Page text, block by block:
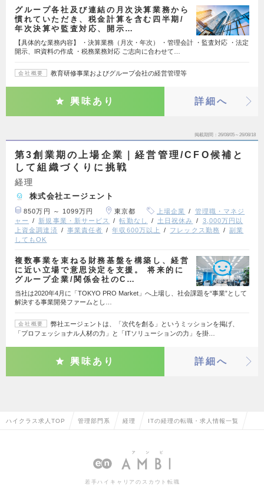
グループ各社及び連結の月次決算業務から
慣れていただき、税金計算を含む四半期/
年次決算や監査対応、開示…
【具体的な業務内容】 ・決算業務（月次・年次） ・管理会計 ・監査対応 ・法定
開示、IR資料の作成 ・税務業務対応 ご志向に合わせて…
会社概要 教育研修事業およびグループ会社の経営管理等
興味あり 詳細へ
掲載期間 26/08/05～26/08/18
第3創業期の上場企業｜経営管理/CFO候補と
して組織づくりに挑戦
経理
株式会社エージェント
850万円 ～ 1099万円 東京都 上場企業
管理職・マネジ
ャー
新規事業・新サービス 転勤なし 土日祝休み
3,000万円以
上資金調達済
事業責任者 年収600万以上 フレックス勤務
副業
してもOK
複数事業を束ねる財務基盤を構築し、経営
に近い立場で意思決定を支援。 将来的に
グループ企業/関係会社のC…
当社は2020年4月に「TOKYO PRO Market」へ上場し、社会課題を“事業”として
解決する事業開発ファームとし…
会社概要
弊社エージェントは、「次代を創る」というミッションを掲げ、
「プロフェッショナル人材の力」と「ITソリューションの力」を掛…
興味あり 詳細へ
ハイクラス求人TOP 管理部門系 経理 ITの経理の転職・求人情報一覧
若手ハイキャリアのスカウト転職